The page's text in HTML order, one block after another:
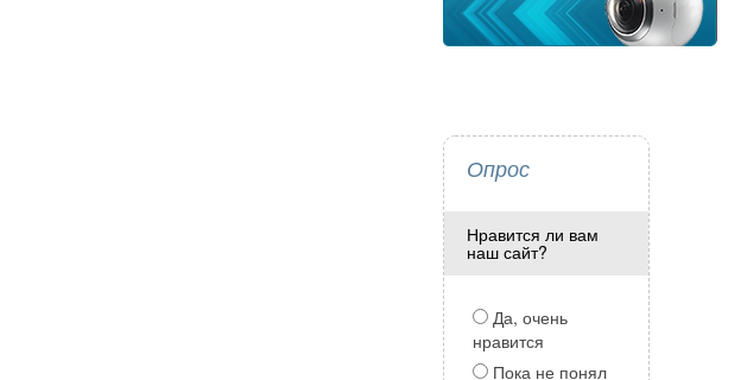
Опрос
Нравится ли вам
наш сайт?
Да, очень
нравится
Пока не понял